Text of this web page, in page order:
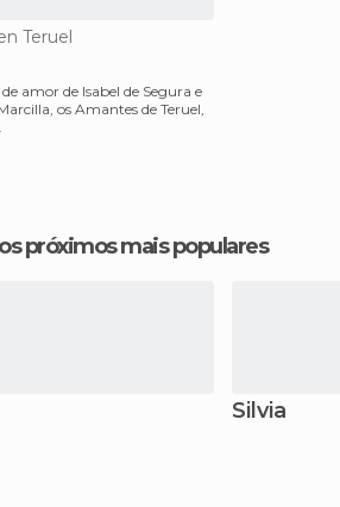
Teruel
amor de Isabel de Segura e
os Amantes de Teruel,
próximos mais populares
Silvia